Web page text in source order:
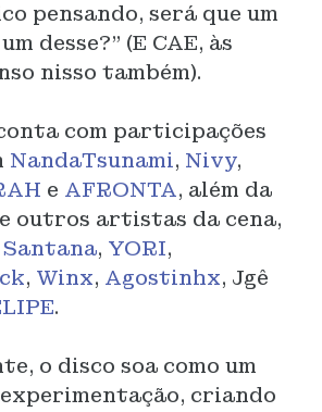
pensando, será que um
desse?” (E CAE, às
nisso também).
com participações
NandaTsunami, Nivy,
e AFRONTA, além da
outros artistas da cena,
, YORI,
, Winx, Agostinhx, Jgê
.
o disco soa como um
criando